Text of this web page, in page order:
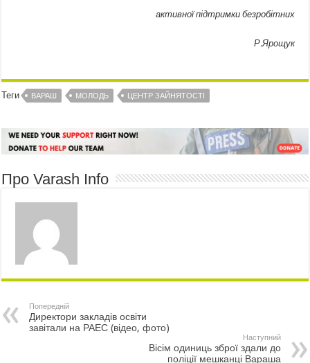
активної підтримки безробітних
Р.Ярощук
Теги ВАРАШ МОЛОДЬ ЦЕНТР ЗАЙНЯТОСТІ
Про Varash Info
Попередній
Директори закладів освіти
завітали на РАЕС (відео, фото)
Наступний
Вісім одиниць зброї здали до
поліції мешканці Вараша